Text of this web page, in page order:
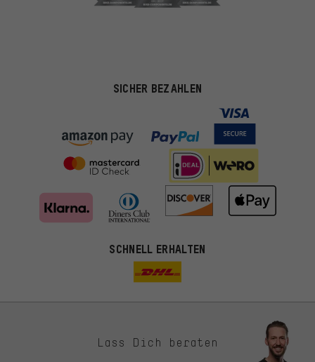
SICHER BEZAHLEN
SCHNELL ERHALTEN
Lass Dich beraten